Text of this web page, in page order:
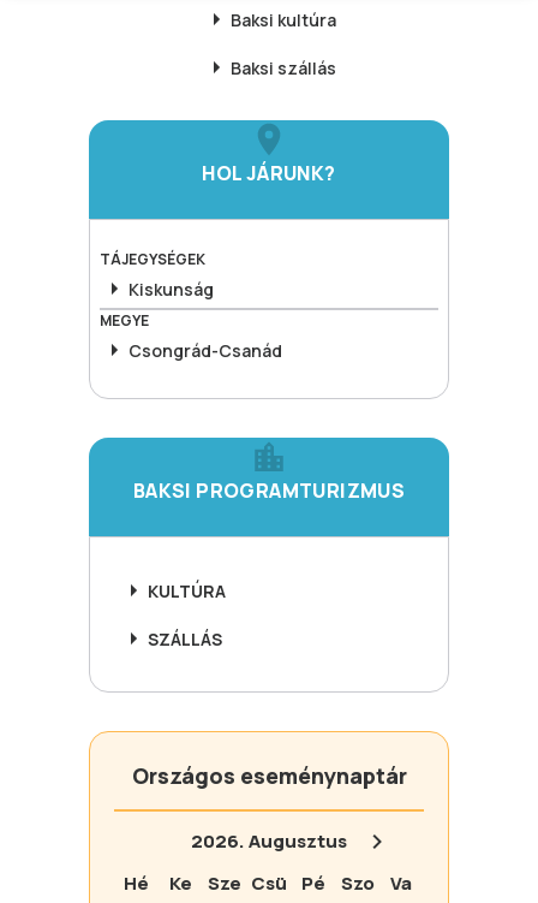
Baksi kultúra
Baksi szállás
HOL JÁRUNK?
TÁJEGYSÉGEK
Kiskunság
MEGYE
Csongrád-Csanád
BAKSI PROGRAMTURIZMUS
KULTÚRA
SZÁLLÁS
Országos eseménynaptár
2026.Augusztus
Hé
Ke Sze Csü Pé Szo
Va